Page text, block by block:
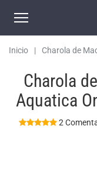
Inicio |
Charola de
Charola
Aquatica
2